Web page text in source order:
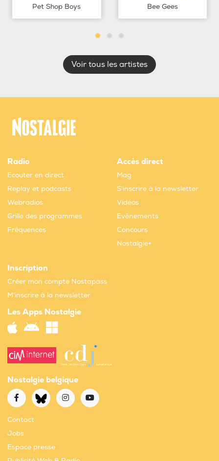
Pet Shop Boys Bee Gees
Voir tous les artistes
Radio
Ecouter en direct
Replay et podcasts
Webradios
Grille des programmes
Fréquences
Accès direct
Mag
S'inscrire à la newsletter
Vidéos
Evènements
Concours
Nostalgie+
Inscription
Créer mon compte Nostapass
M'inscrire à la newsletter
Les Apps Nostalgie
Nostalgie belgique
Contact
Jobs
Espace presse